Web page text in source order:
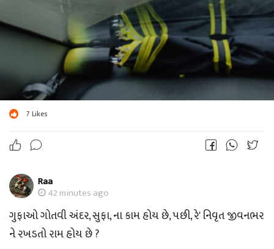
7 Likes
Raa
42 minutes ago
ગુફાઓ ગોતવી અંદર, સુફા, ના કામ હોય છે, પછી, રે' નિવૃત જીવનભર
ને રખડતો રામ હોય છે ?